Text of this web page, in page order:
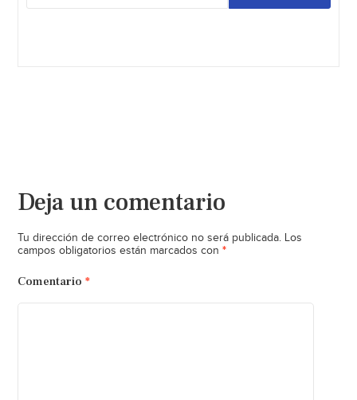
Deja un comentario
Tu dirección de correo electrónico no será publicada. Los
campos obligatorios están marcados con *
Comentario *